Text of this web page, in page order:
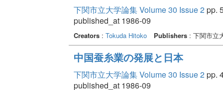
下関市立大学論集 Volume 30 Issue 2pp.
published_at 1986-09
Creators: Tokuda Hitoko Publishers: 下関市立
中国蚕糸業の発展と日本
下関市立大学論集 Volume 30 Issue 2pp.
published_at 1986-09